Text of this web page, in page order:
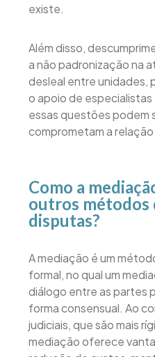
existe.
Além disso,
a não padronização na
desleal entre unidades,
o apoio de
essas questões podem
comprometam a
Como a
outros métodos
disputas?
A mediação é um
formal, no qual um
diálogo entre as partes
forma consensual. Ao
judiciais, que são mais
mediação oferece